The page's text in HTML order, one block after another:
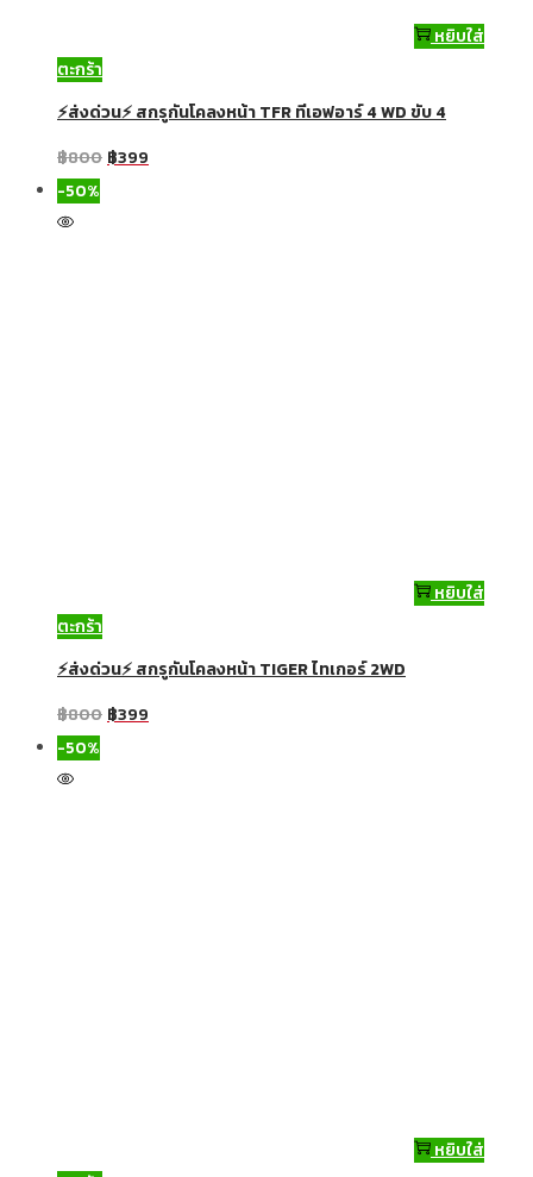
หยิบใส่
ตะกร้า
⚡ส่งด่วน⚡ สกรูกันโคลงหน้า TFR ทีเอฟอาร์ 4 WD ขับ 4
฿800 ฿399
-50%
หยิบใส่
ตะกร้า
⚡ส่งด่วน⚡ สกรูกันโคลงหน้า TIGER ไทเกอร์ 2WD
฿800 ฿399
-50%
หยิบใส่